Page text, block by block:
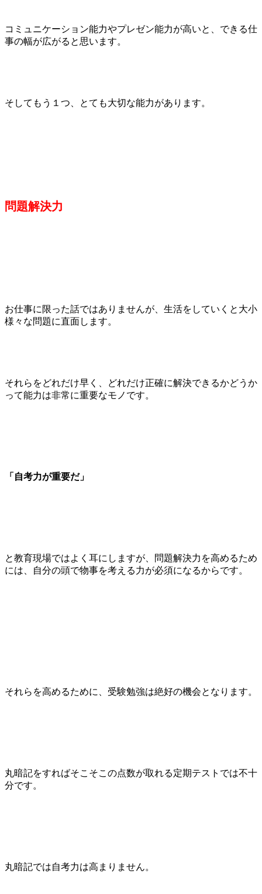
コミュニケーション能力やプレゼン能力が高いと、できる仕
事の幅が広がると思います。
そしてもう１つ、とても大切な能力があります。
問題解決力
お仕事に限った話ではありませんが、生活をしていくと大小
様々な問題に直面します。
それらをどれだけ早く、どれだけ正確に解決できるかどうか
って能力は非常に重要なモノです。
「自考力が重要だ」
と教育現場ではよく耳にしますが、問題解決力を高めるため
には、自分の頭で物事を考える力が必須になるからです。
それらを高めるために、受験勉強は絶好の機会となります。
丸暗記をすればそこそこの点数が取れる定期テストでは不十
分です。
丸暗記では自考力は高まりません。